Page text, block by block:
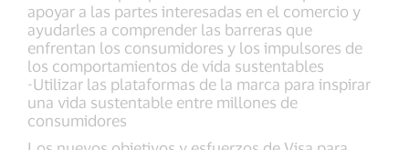
apoyar a las partes interesadas en el comercio y
ayudarles a comprender las barreras que
enfrentan los consumidores y los impulsores de
los comportamientos de vida sustentables
-Utilizar las plataformas de la marca para inspirar
una vida sustentable entre millones de
consumidores